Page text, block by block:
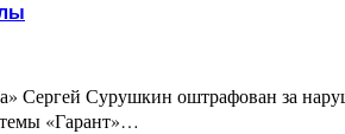
Сергей Сурушкин оштрафован за
«Гарант»…